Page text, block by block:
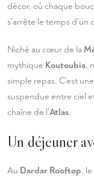
décor, où chaque
s'arrête le temps d'un
Niché au cœur de la
mythique Koutoubia,
simple repas. C'est une
suspendue entre ciel
chaîne de l'Atlas.
Un déjeuner
Au Dardar Rooftop,